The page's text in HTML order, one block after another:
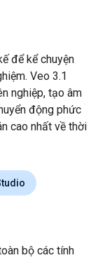
để kể chuyện
Veo 3.1
nghiệp, tạo âm
động phức
cao nhất về thời
bộ các tính